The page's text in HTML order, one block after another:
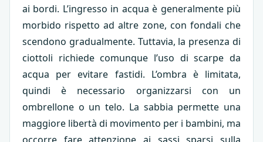
ai bordi. L’ingresso in acqua è generalmente più
morbido rispetto ad altre zone, con fondali che
scendono gradualmente. Tuttavia, la presenza di
ciottoli richiede comunque l’uso di scarpe da
acqua per evitare fastidi. L’ombra è limitata,
quindi è necessario organizzarsi con un
ombrellone o un telo. La sabbia permette una
maggiore libertà di movimento per i bambini, ma